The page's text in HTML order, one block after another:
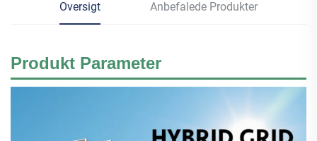
Oversigt Anbefalede Produkter
Produkt Parameter